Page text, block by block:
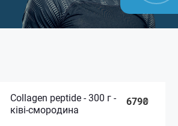
Collagen peptide - 300 г -
ківі-смородина
679₴